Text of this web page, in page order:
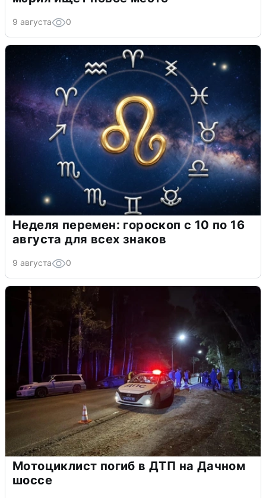
9 августа 0
Неделя перемен: гороскоп с 10 по 16
августа для всех знаков
9 августа 0
Мотоциклист погиб в ДТП на Дачном
шоссе